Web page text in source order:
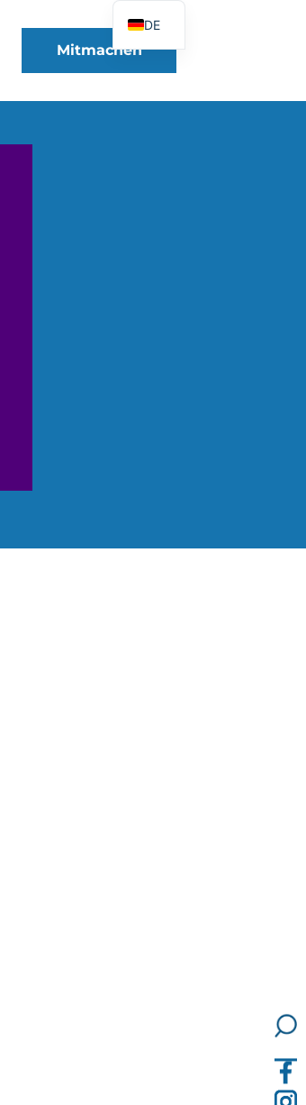
Mitmachen
DE
FR